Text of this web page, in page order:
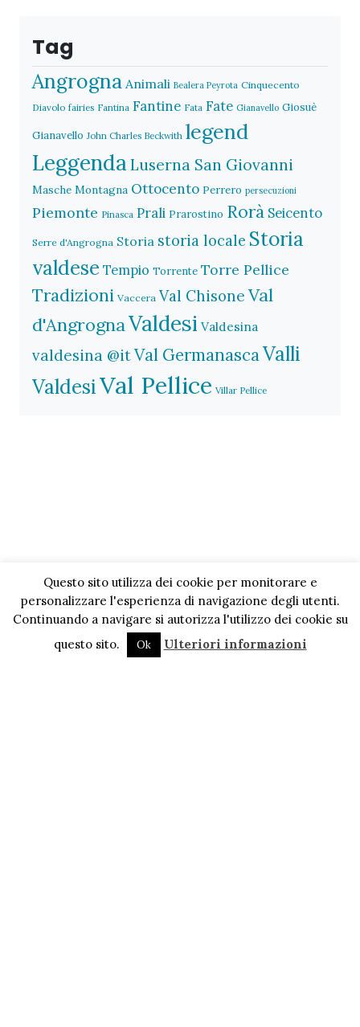
Tag
Angrogna Animali Bealera Peyrota Cinquecento
Diavolo fairies Fantina Fantine Fata Fate Gianavello Giosuè
Gianavello John Charles Beckwith legend
Leggenda Luserna San Giovanni
Masche Montagna Ottocento Perrero persecuzioni
Piemonte Pinasca Prali Prarostino Rorà Seicento
Serre d'Angrogna Storia storia locale Storia
valdese Tempio Torrente Torre Pellice
Tradizioni Vaccera Val Chisone Val
d'AngrognaValdesi Valdesina
valdesina @itVal GermanascaValli
ValdesiVal Pellice Villar Pellice
Questo sito utilizza dei cookie per monitorare e
personalizzare l'esperienza di navigazione degli utenti.
Continuando a navigare si autorizza l'utilizzo dei cookie su
questo sito.
Ok Ulteriori informazioni